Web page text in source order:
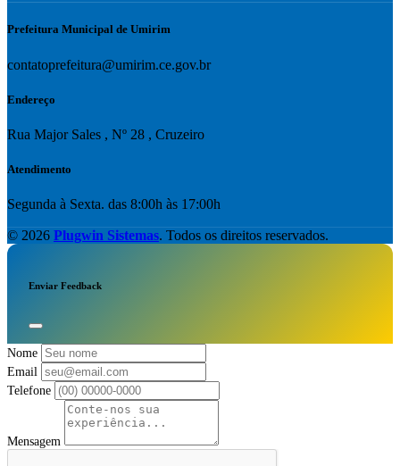
Prefeitura Municipal de Umirim
contatoprefeitura@umirim.ce.gov.br
Endereço
Rua Major Sales , Nº 28 , Cruzeiro
Atendimento
Segunda à Sexta. das 8:00h às 17:00h
© 2026 Plugwin Sistemas. Todos os direitos reservados.
Enviar Feedback
Nome
Email
Telefone
Mensagem